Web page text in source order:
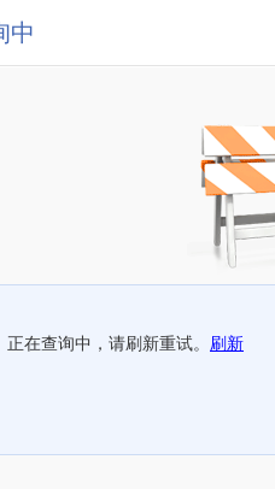
中
正在查询中，请刷新重试。 刷新